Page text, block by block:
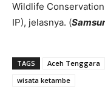
Wildlife
IP), jelasnya. (
TAGS Aceh Tenggara
wisata ketambe